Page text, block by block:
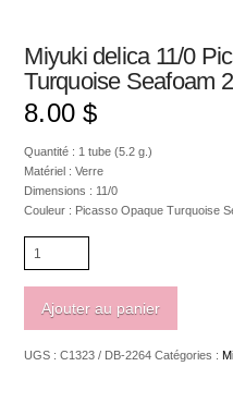
Miyuki delica 11/0
Turquoise Seafoam
8.00 $
Quantité : 1 tube (5.2 g.)
Matériel : Verre
Dimensions : 11/0
Couleur : Picasso Opaque Turquoise
Miyuki
delica
Opaque
Ajouter au panier
UGS :C1323 / DB-2264 Catégories :